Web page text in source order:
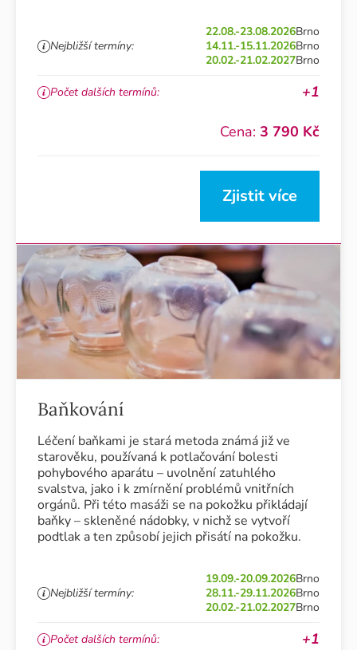
Nejbližší termíny:
22.08.-23.08.2026Brno
14.11.-15.11.2026Brno
20.02.-21.02.2027Brno
Počet dalších termínů: +1
Cena: 3 790 Kč
Zjistit více
Baňkování
Léčení baňkami je stará metoda známá již ve
starověku, používaná k potlačování bolesti
pohybového aparátu – uvolnění zatuhlého
svalstva, jako i k zmírnění problémů vnitřních
orgánů. Při této masáži se na pokožku přikládají
baňky – skleněné nádobky, v nichž se vytvoří
podtlak a ten způsobí jejich přisátí na pokožku.
Nejbližší termíny:
19.09.-20.09.2026Brno
28.11.-29.11.2026Brno
20.02.-21.02.2027Brno
Počet dalších termínů: +1